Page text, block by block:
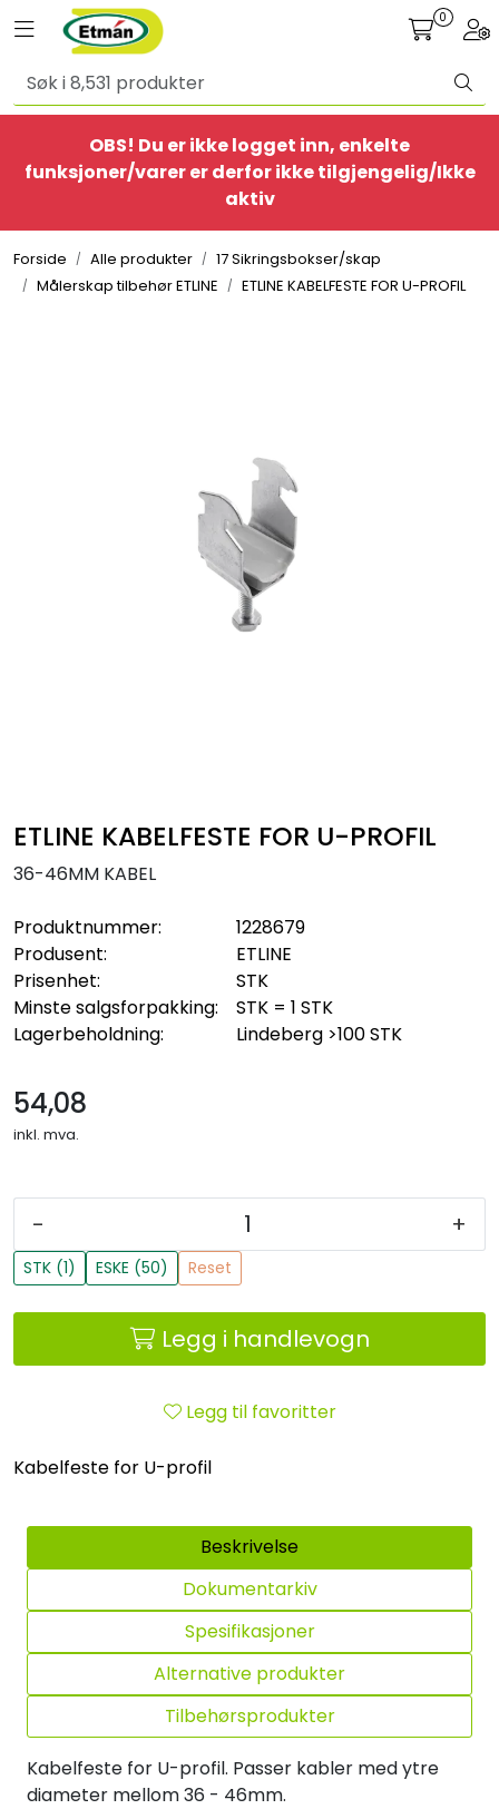
Skip to main content
Toggle navigation 0
OBS! Du er ikke logget inn, enkelte
funksjoner/varer er derfor ikke tilgjengelig/Ikke
aktiv
Forside Alle produkter
17 Sikringsbokser/skap
Målerskap tilbehør ETLINE
ETLINE KABELFESTE FOR U-PROFIL
ETLINE KABELFESTE FOR U-PROFIL
36-46MM KABEL
Produktnummer:
1228679
Produsent:
ETLINE
Prisenhet:
STK
Minste salgsforpakking:
STK = 1 STK
Lagerbeholdning:
Lindeberg >100 STK
54,08
inkl. mva.
- +
STK (1) ESKE (50) Reset
Legg i handlevogn
Legg til favoritter
Kabelfeste for U-profil
Beskrivelse
Dokumentarkiv
Spesifikasjoner
Alternative produkter
Tilbehørsprodukter
Kabelfeste for U-profil. Passer kabler med ytre
diameter mellom 36 - 46mm.
Alle produkter
BestSelgere
Ethome